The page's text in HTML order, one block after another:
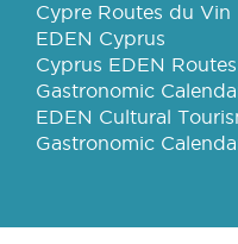
Cypre Routes du Vin
EDEN Cyprus
Cyprus EDEN Routes
Gastronomic
EDEN Cultural
Gastronomic